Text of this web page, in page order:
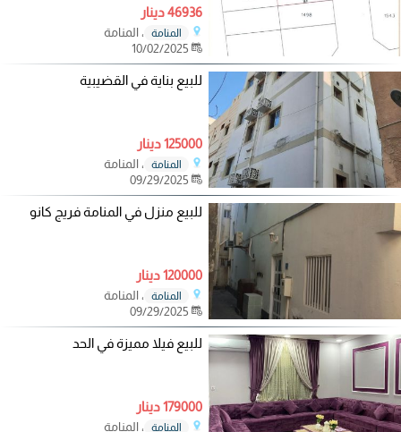
46936 دينار
المنامة
، المنامة
للبيع بناية في القضيبية
125000 دينار
المنامة
، المنامة
للبيع منزل في المنامة فريج كانو
120000 دينار
المنامة
، المنامة
للبيع فيلا مميزة في الحد
179000 دينار
المنامة
، المنامة